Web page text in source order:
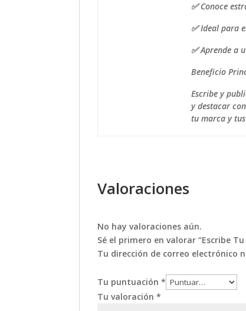
✅ Conoce
✅ Ideal para
✅ Aprende a
Beneficio
Escribe y
y destacar
tu marca y
Valoraciones
No hay valoraciones aún.
Sé el primero en valorar “Escribe
Tu dirección de correo electrónico
Tu puntuación*
Tu valoración*